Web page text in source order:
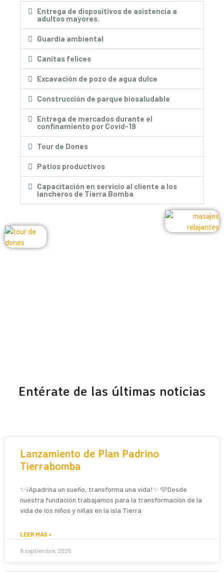
Entrega de dispositivos de asistencia a
adultos mayores.
Guardia ambiental
Canitas felices
Excavación de pozo de agua dulce
Construcción de parque biosaludable
Entrega de mercados durante el
confinamiento por Covid-19
Tour de Dones
Patios productivos
Capacitación en servicio al cliente a los
lancheros de Tierra Bomba
Entérate de las últimas noticias
Lanzamiento de Plan Padrino
Tierrabomba
✨¡Apadrina un sueño, transforma una vida!✨ 🩵Desde
nuestra fundación trabajamos para la transformación de la
vida de los niños y niñas en la isla Tierra
LEER MÁS »
9 septiembre, 2025